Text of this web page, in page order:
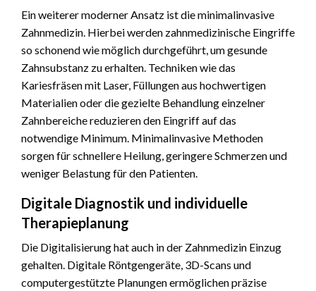
Ein weiterer moderner Ansatz ist die minimalinvasive
Zahnmedizin. Hierbei werden zahnmedizinische Eingriffe
so schonend wie möglich durchgeführt, um gesunde
Zahnsubstanz zu erhalten. Techniken wie das
Kariesfräsen mit Laser, Füllungen aus hochwertigen
Materialien oder die gezielte Behandlung einzelner
Zahnbereiche reduzieren den Eingriff auf das
notwendige Minimum. Minimalinvasive Methoden
sorgen für schnellere Heilung, geringere Schmerzen und
weniger Belastung für den Patienten.
Digitale Diagnostik und individuelle
Therapieplanung
Die Digitalisierung hat auch in der Zahnmedizin Einzug
gehalten. Digitale Röntgengeräte, 3D-Scans und
computergestützte Planungen ermöglichen präzise